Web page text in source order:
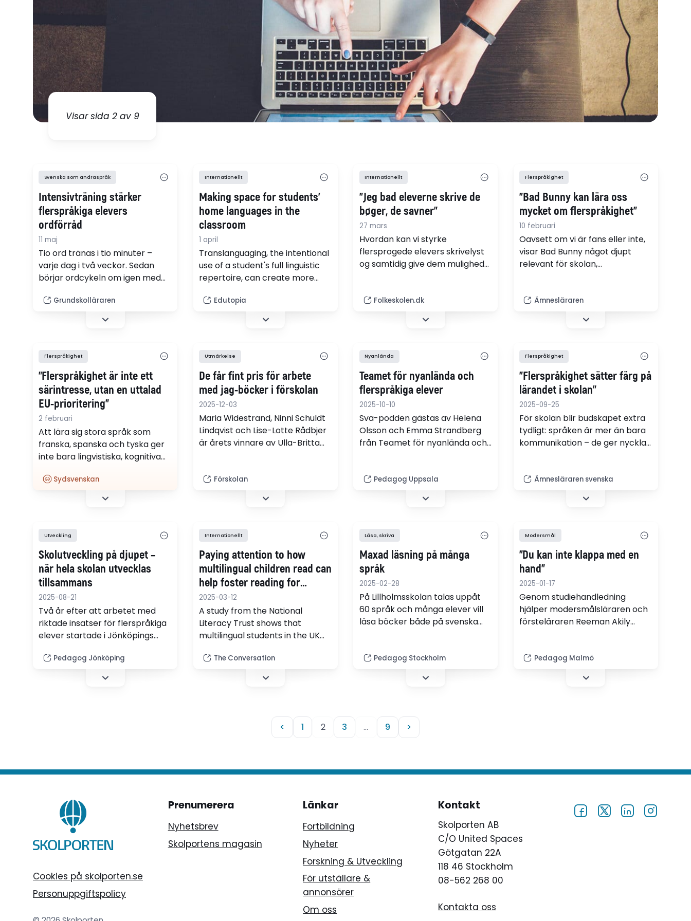
Visar sida 2 av 9
Svenska som andraspråk
Intensivträning stärker
flerspråkiga elevers
ordförråd
11 maj
Tio ord tränas i tio minuter –
varje dag i två veckor. Sedan
börjar ordcykeln om igen med
lärare i Falköping systematiskt
för att stärka flerspråkiga
säger läraren Helen Gustavsson.
Grundskolläraren
Internationellt
Making space for students’
home languages in the
classroom
1 april
Translanguaging, the intentional
use of a student's full linguistic
repertoire, can create more
multilingual students, writes
teacher Megan Vosk. Strategies
and multilingual anchor charts.
Edutopia
Internationellt
"Jeg bad eleverne skrive de
bøger, de savner"
27 mars
Hvordan kan vi styrke
flersprogede elevers skrivelyst
og samtidig give dem mulighed
udgangspunktet for et skriveløb
i mine DSA-hold, hvor eleverne
skrev deres egne bøger både på
Folkeskolen.dk
Flerspråkighet
"Bad Bunny kan lära oss
mycket om flerspråkighet"
10 februari
Oavsett om vi är fans eller inte,
visar Bad Bunny något djupt
relevant för skolan,
avgörande flerspråkighet och
interkulturell kompetens är,
skriver läraren Erik Cardelus.
Ämnesläraren
Flerspråkighet
”Flerspråkighet är inte ett
särintresse, utan en uttalad
EU-prioritering”
2 februari
Att lära sig stora språk som
franska, spanska och tyska ger
inte bara lingvistiska, kognitiva
bidrar till ett starkare och mer
sammanhållet Europa i en tid då
Sydsvenskan
Utmärkelse
De får fint pris för arbete
med jag-böcker i förskolan
2025-12-03
Maria Widestrand, Ninni Schuldt
Lindqvist och Lise-Lotte Rådbjer
är årets vinnare av Ulla-Britta
relationsutvecklande arbete
med flerspråkiga barn.
Förskolan
Nyanlända
Teamet för nyanlända och
flerspråkiga elever
2025-10-10
Sva-podden gästas av Helena
Olsson och Emma Strandberg
från Teamet för nyanlända och
kommunen, vikten av de
nätverksträffar de anordnar för
lärare som arbetar med
vilket bedömningsstöd som
finns. (webbradio)
Pedagog Uppsala
Flerspråkighet
"Flerspråkighet sätter färg på
lärandet i skolan"
2025-09-25
För skolan blir budskapet extra
tydligt: språken är mer än bara
kommunikation – de ger nycklar
fördjupning och färgsättning i
lärande och undervisning, skriver
läraren Erik Cardelus.
Ämnesläraren svenska
Utveckling
Skolutveckling på djupet –
när hela skolan utvecklas
tillsammans
2025-08-21
Två år efter att arbetet med
riktade insatser för flerspråkiga
elever startade i Jönköpings
tydliga spår. På Österängsskolan
och Södergårdsskolan har
Pedagog Jönköping
Internationellt
Paying attention to how
multilingual children read can
help foster reading for
pleasure for all
2025-03-12
A study from the National
Literacy Trust shows that
multilingual students in the UK
engage with a more diverse
variety of texts than their
The Conversation
Läsa, skriva
Maxad läsning på många
språk
2025-02-28
På Lillholmsskolan talas uppåt
60 språk och många elever vill
läsa böcker både på svenska
skolbiblioteket erbjuda litteratur
på många av elevernas språk.
Pedagog Stockholm
Modersmål
”Du kan inte klappa med en
hand”
2025-01-17
Genom studiehandledning
hjälper modersmålsläraren och
försteläraren Reeman Akily
henne är det viktigt att
förtydliga sitt uppdrag och vilket
stöd som ämnesläraren och
Pedagog Malmö
< 1 2 3 … 9 >
Cookies på skolporten.se
Personuppgiftspolicy
Prenumerera
Nyhetsbrev
Skolportens magasin
Länkar
Fortbildning
Nyheter
Forskning & Utveckling
För utställare &
annonsörer
Om oss
Kontakt
Skolporten AB
C/O United Spaces
Götgatan 22A
118 46 Stockholm
08-562 268 00
Kontakta oss